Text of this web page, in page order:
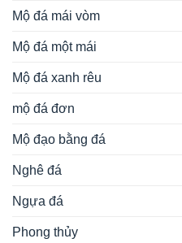
Mộ đá mái vòm
Mộ đá một mái
Mộ đá xanh rêu
mộ đá đơn
Mộ đạo bằng đá
Nghê đá
Ngựa đá
Phong thủy